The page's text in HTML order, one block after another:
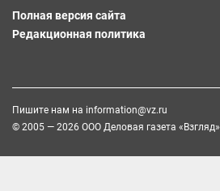
Полная версия сайта
Редакционная политика
Пишите нам на information@vz.ru
© 2005 — 2026 ООО Деловая газета «Взгляд»